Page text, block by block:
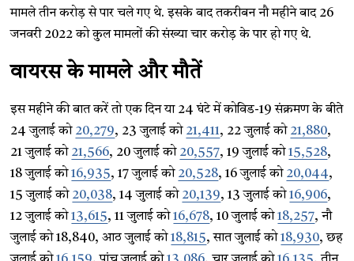
मामले तीन करोड़ से पार चले गए थे. इसके बाद तकरीबन नौ महीने बाद 26
जनवरी 2022 को कुल मामलों की संख्या चार करोड़ के पार हो गए थे.
वायरस के मामले और मौतें
इस महीने की बात करें तो एक दिन या 24 घंटे में कोविड-19 संक्रमण के बीते
24 जुलाई को 20,279, 23 जुलाई को 21,411, 22 जुलाई को 21,880,
21 जुलाई को 21,566, 20 जुलाई को 20,557, 19 जुलाई को15,528,
18 जुलाई को16,935, 17 जुलाई को 20,528, 16 जुलाई को 20,044,
15 जुलाई को 20,038, 14 जुलाई को 20,139, 13 जुलाई को16,906,
12 जुलाई को13,615, 11 जुलाई को16,678, 10 जुलाई को18,257, नौ
जुलाई को 18,840, आठ जुलाई को18,815, सात जुलाई को18,930, छह